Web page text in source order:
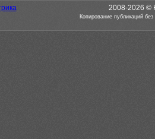
2008-2026 ©
Копирование публикаций